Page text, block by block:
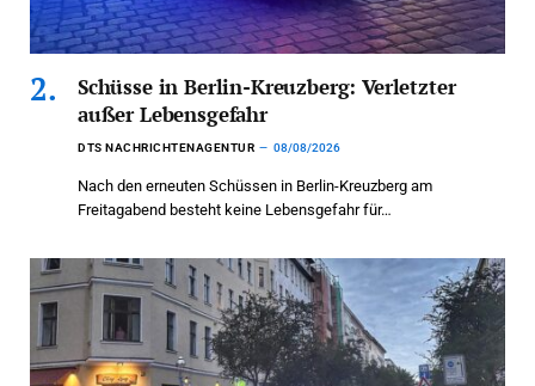
Schüsse in Berlin-Kreuzberg: Verletzter
außer Lebensgefahr
DTS NACHRICHTENAGENTUR 08/08/2026
Nach den erneuten Schüssen in Berlin-Kreuzberg am
Freitagabend besteht keine Lebensgefahr für…